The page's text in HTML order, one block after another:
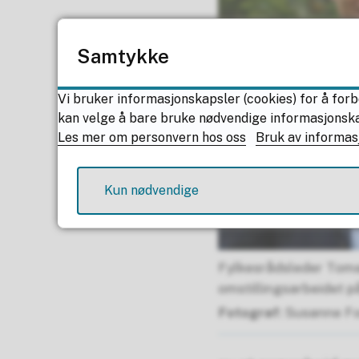
Fylkesrådsleder
omstillingsarbeidet
Susanne
Samtykke
Vi bruker informasjonskapsler (cookies) for å
kan velge å bare bruke nødvendige
Les mer om personvern hos oss
Bruk av
Kun nødvendige